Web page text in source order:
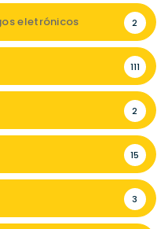
eletrónicos 2
111
2
15
3